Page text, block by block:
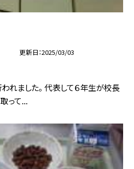
更新日 2025/03/03
れました。 代表して６年生が校長
って...